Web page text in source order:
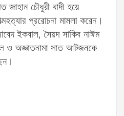
চৌধুরী বাদী হয়ে
প্ররোচনা মামলা করেন।
ইকবাল, সৈয়দ সাকিব নাঈম
ও অজ্ঞাতনামা সাত আটজনকে